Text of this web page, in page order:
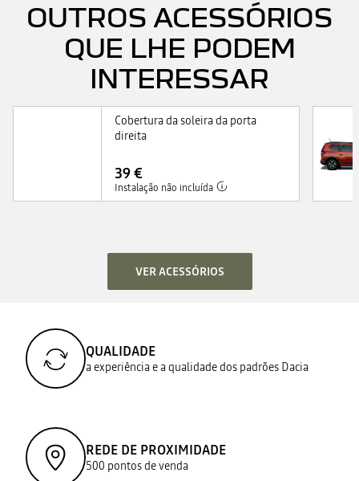
OUTROS ACESSÓRIOS
QUE LHE PODEM
INTERESSAR
Cobertura da soleira da porta
direita
39 €
Instalação não incluída
VER ACESSÓRIOS
QUALIDADE
a experiência e a qualidade dos padrões Dacia
REDE DE PROXIMIDADE
500 pontos de venda